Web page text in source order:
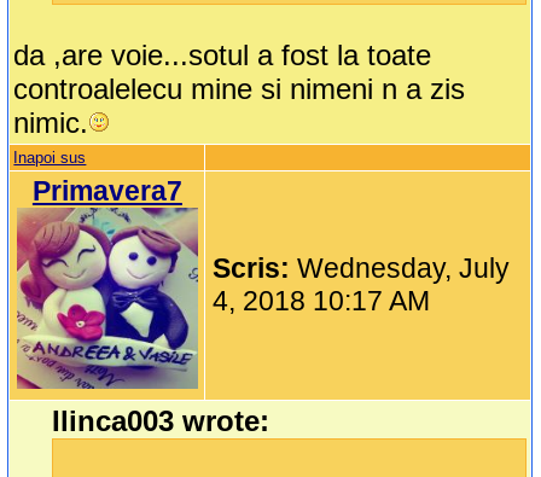
da ,are voie...sotul a fost la toate
controalelecu mine si nimeni n a zis
nimic.
Inapoi sus
Primavera7
Scris:Wednesday, July
4, 2018 10:17 AM
Ilinca003 wrote: